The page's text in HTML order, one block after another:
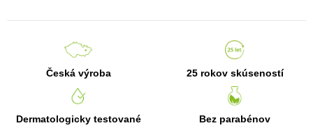
Česká výroba 25 rokov skúseností
Dermatologicky testované Bez parabénov